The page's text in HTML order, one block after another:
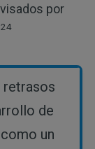
por
24
retrasos
de
un